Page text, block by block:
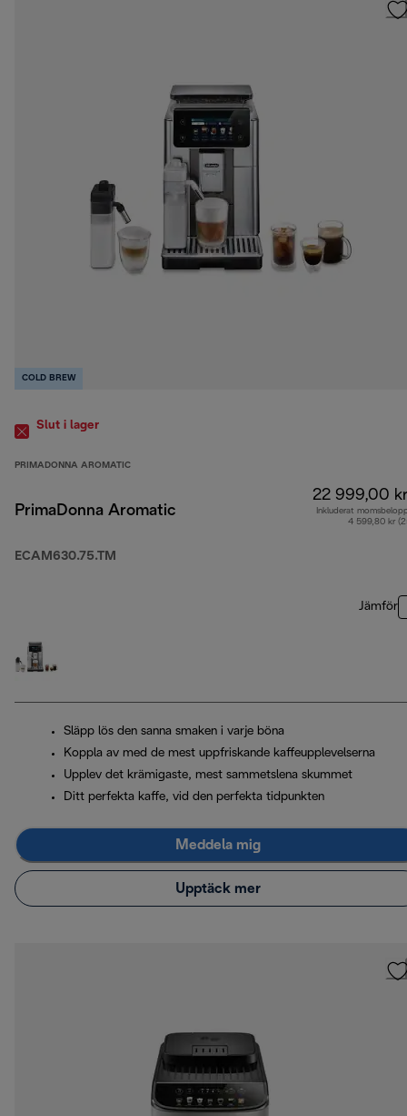
COLD BREW
Slut i lager
PRIMADONNA AROMATIC
PrimaDonna Aromatic
ECAM630.75.TM
22 999,00 kr
Inkluderat
4 599,80 kr
Jämför
Släpp lös den sanna smaken i varje böna
Koppla av med de mest uppfriskande kaffeupplevelserna
Upplev det krämigaste, mest sammetslena skummet
Ditt perfekta kaffe, vid den perfekta tidpunkten
Meddela mig
Upptäck mer